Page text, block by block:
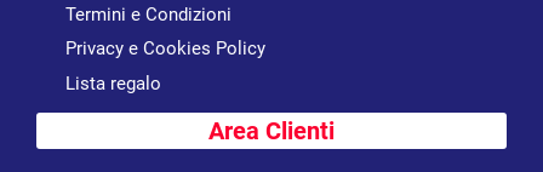
Termini e Condizioni
Privacy e Cookies Policy
Lista regalo
Area Clienti